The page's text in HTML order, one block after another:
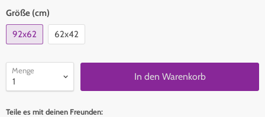
Größe (cm)
92x62
62x42
Menge
In den Warenkorb
Teile es mit deinen Freunden: